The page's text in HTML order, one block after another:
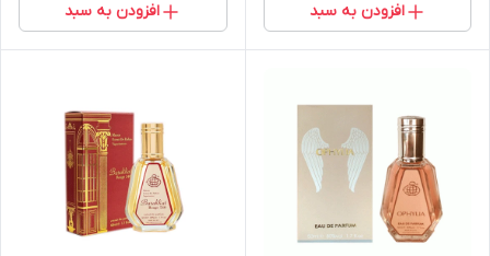
افزودن به سبد افزودن به سبد